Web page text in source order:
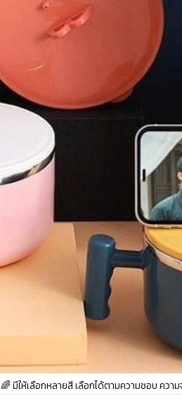
🌈 มีให้เลือกหลายสี เลือกได้ตามความชอบ ควา